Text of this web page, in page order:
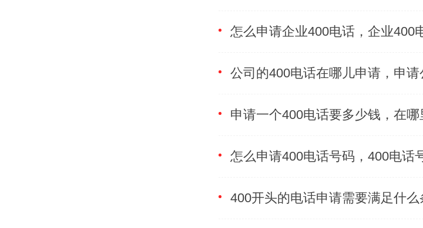
怎么申请企业400电话，企业400
申请一个400电话要多少钱，在
400开头的电话申请需要满足什